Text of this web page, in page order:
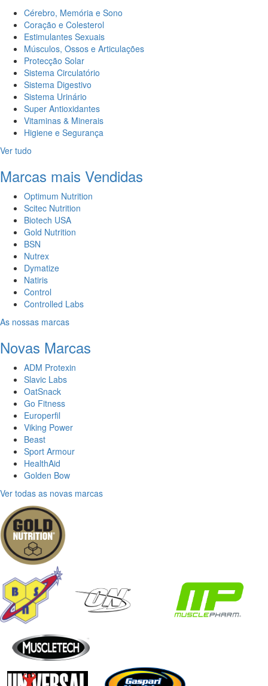
Cérebro, Memória e Sono
Coração e Colesterol
Estimulantes Sexuais
Músculos, Ossos e Articulações
Protecção Solar
Sistema Circulatório
Sistema Digestivo
Sistema Urinário
Super Antioxidantes
Vitaminas & Minerais
Higiene e Segurança
Ver tudo
Marcas mais Vendidas
Optimum Nutrition
Scitec Nutrition
Biotech USA
Gold Nutrition
BSN
Nutrex
Dymatize
Natiris
Control
Controlled Labs
As nossas marcas
Novas Marcas
ADM Protexin
Slavic Labs
OatSnack
Go Fitness
Europerfil
Viking Power
Beast
Sport Armour
HealthAid
Golden Bow
Ver todas as novas marcas